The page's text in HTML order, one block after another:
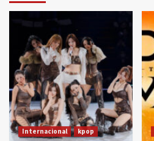
Internacional kpop